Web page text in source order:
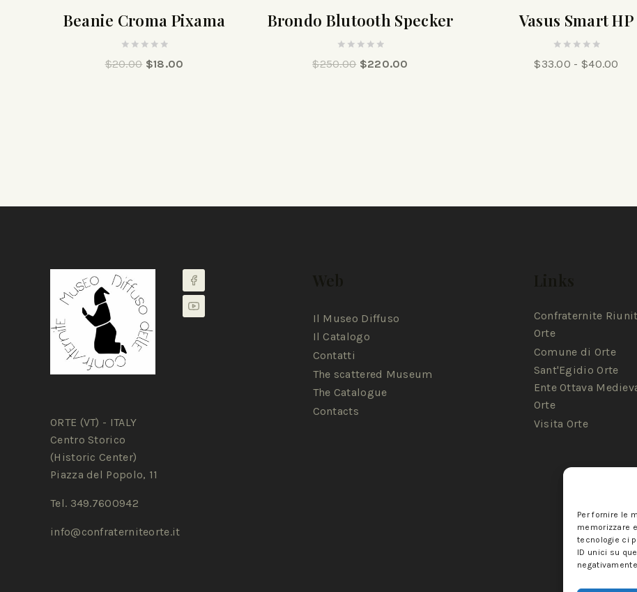
Per fornire le
memorizzare
tecnologie ci
ID unici su
Beanie Croma Pixama
out
$20.00 $18.00
Brondo Blutooth Specker
out
$250.00 $220.00
Vasus Smart HP
out
$33.00 - $40.00
ORTE (VT) - ITALY
Centro Storico
(Historic Center)
Piazza del Popolo, 11
Tel. 349.7600942
info@confraterniteorte.it
Il Museo Diffuso
Il Catalogo
Contatti
The scattered Museum
The Catalogue
Contacts
Confraternite
Orte
Comune di Orte
Sant'Egidio Orte
Ente Ottava
Orte
Visita Orte